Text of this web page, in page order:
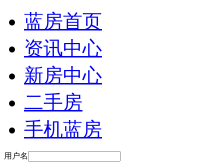
蓝房首页
资讯中心
新房中心
二手房
手机蓝房
用户名